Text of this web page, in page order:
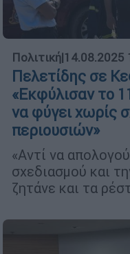
Πολιτική|14.08.2025
Πελετίδης σε
«Εκφύλισαν το
να φύγει χωρίς
περιουσιών»
«Αντί να
σχεδιασμού και
ζητάνε και τα